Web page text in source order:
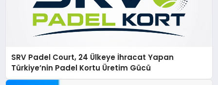
SRV Padel Court, 24 Ülkeye İhracat Yapan
Türkiye’nin Padel Kortu Üretim Gücü